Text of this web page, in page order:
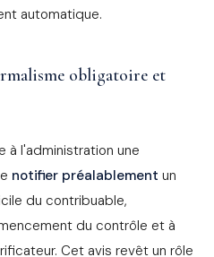
automatique.
obligatoire et
à l'administration une
notifier préalablement un
du contribuable,
du contrôle et à
Cet avis revêt un rôle